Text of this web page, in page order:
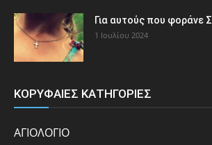
Για αυτούς που φοράνε
1 Ιουλίου 2024
ΚΟΡΥΦΑΙΕΣ ΚΑΤΗΓΟΡΙΕΣ
ΑΓΙΟΛΟΓΙΟ